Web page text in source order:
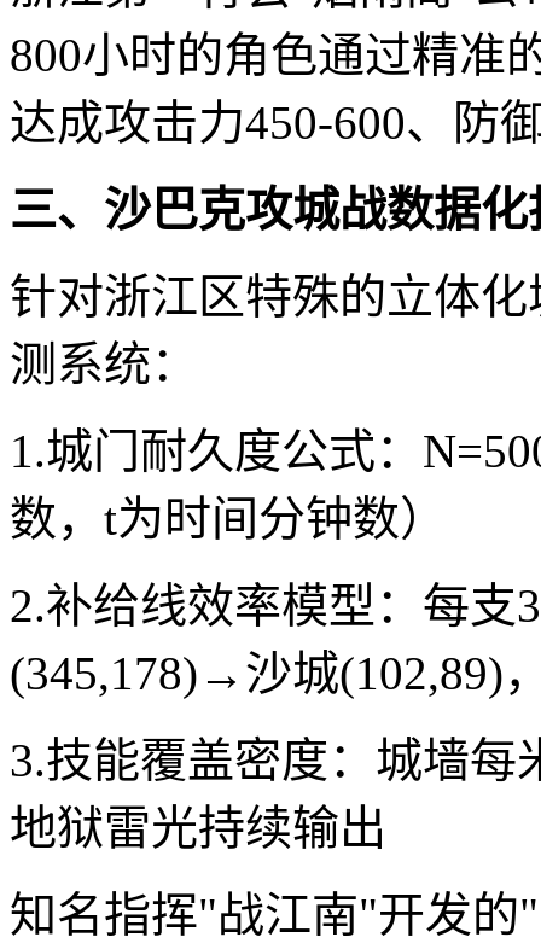
800小时的角色通过精准
达成攻击力450-600、防
三、沙巴克攻城战数据
针对浙江区特殊的立体
测系统：
1.城门耐久度公式：
数，t为时间分钟数）
2.补给线效率模型：每支
(345,178)→沙城(102,89)
3.技能覆盖密度：城墙每
地狱雷光持续输出
知名指挥"战江南"开发